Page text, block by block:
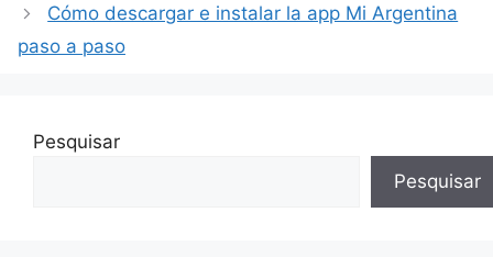
Cómo descargar e instalar la app Mi Argentina
paso a paso
Pesquisar
Pesquisar